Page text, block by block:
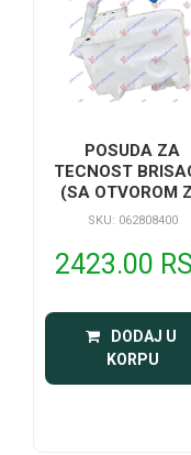
POSUDA ZA
TECNOST
(SA OTVOROM
SENZOR
SKU: 062808400
2423.00
DODAJ U
KORPU